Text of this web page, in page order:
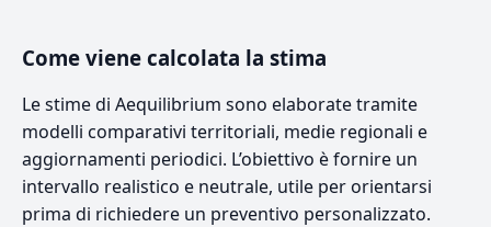
Come viene calcolata la stima
Le stime di Aequilibrium sono elaborate tramite
modelli comparativi territoriali, medie regionali e
aggiornamenti periodici. L’obiettivo è fornire un
intervallo realistico e neutrale, utile per orientarsi
prima di richiedere un preventivo personalizzato.